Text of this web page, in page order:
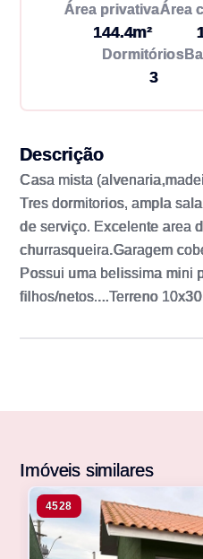
Área privativa
144.4m²
Área
Dormitórios
3
Descrição
Casa mista
Tres dormitorios, ampla
de serviço. Excelente area
churrasqueira.Garagem
Possui uma belissima mini
filhos/netos....Terreno
Imóveis similares
4528